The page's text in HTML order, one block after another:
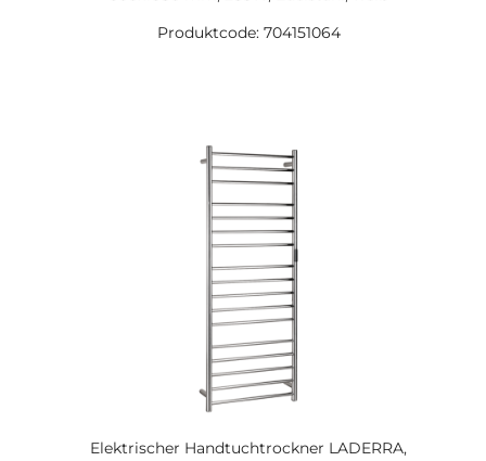
Produktcode: 704151064
Elektrischer Handtuchtrockner LADERRA,